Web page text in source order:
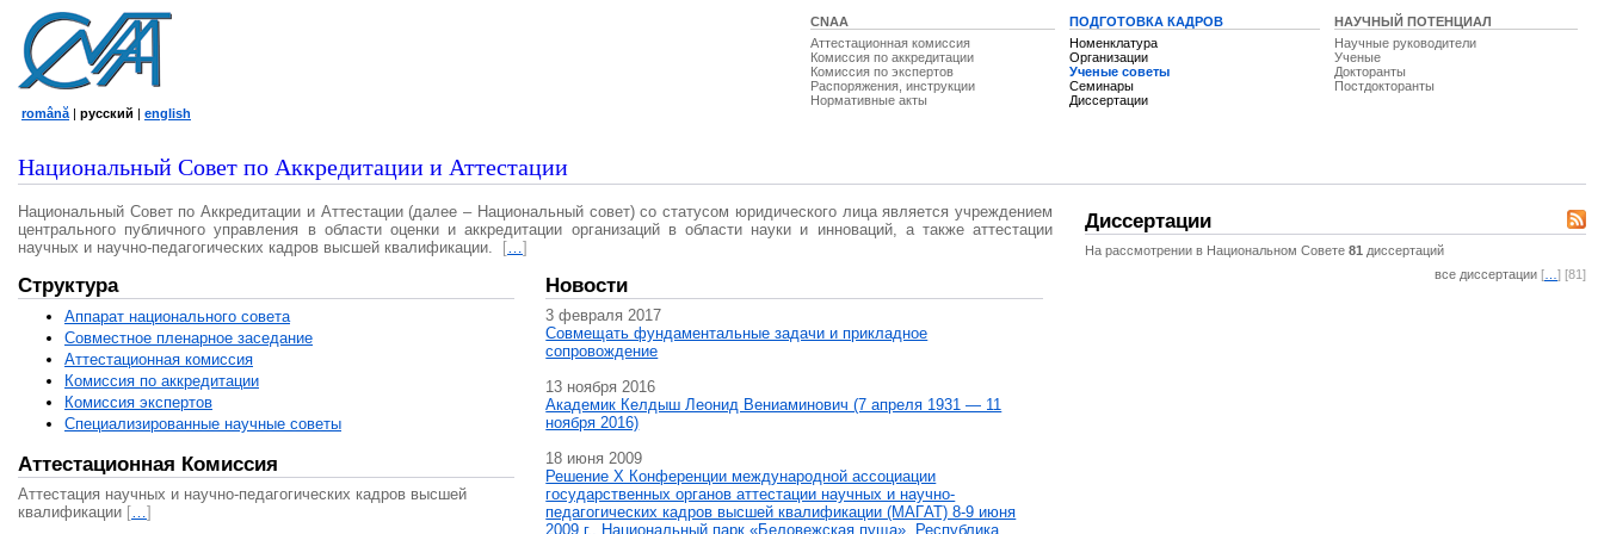
CNAA
Аттестационная комиссия
Комиссия по аккредитации
Комиссия по экспертов
Распоряжения, инструкции
Нормативные акты
ПОДГОТОВКА КАДРОВ
Номенклатура
Организации
Ученые советы
Семинары
Диссертации
НАУЧНЫЙ ПОТЕНЦИАЛ
Научные руководители
Ученые
Докторанты
Постдокторанты
română | русский | english
Национальный Совет по Аккредитации и Аттестации
Национальный Совет по Аккредитации и Аттестации (далее – Национальный совет) со статусом юридического лица является учреждением
центрального публичного управления в области оценки и аккредитации организаций в области науки и инноваций, а также аттестации
научных и научно-педагогических кадров высшей квалификации.
[…]
Структура
Аппарат национального совета
Совместное пленарное заседание
Аттестационная комисcия
Комиссия по аккредитации
Комиссия экспертов
Специализированные научные советы
Аттестационная Комиссия
Аттестация научных и научно-педагогических кадров высшей
квалификации […]
Новости
3 февраля 2017
Совмещать фундаментальные задачи и прикладное
сопровождение
13 ноября 2016
Академик Келдыш Леонид Вениаминович (7 апреля 1931 — 11
ноября 2016)
18 июня 2009
Решение X Конференции международной ассоциации
государственных органов аттестации научных и научно-
педагогических кадров высшей квалификации (МАГAT) 8-9 июня
2009 г., Национальный парк «Беловежская пуща», Республика
Диссертации
На рассмотрении в Национальном Совете 81 диссертаций
все диссертации [ ] [81]